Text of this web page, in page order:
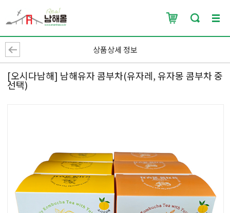
상품상세 정보
[오시다남해] 남해유자 콤부차(유자레, 유자몽 콤부차 중
선택)